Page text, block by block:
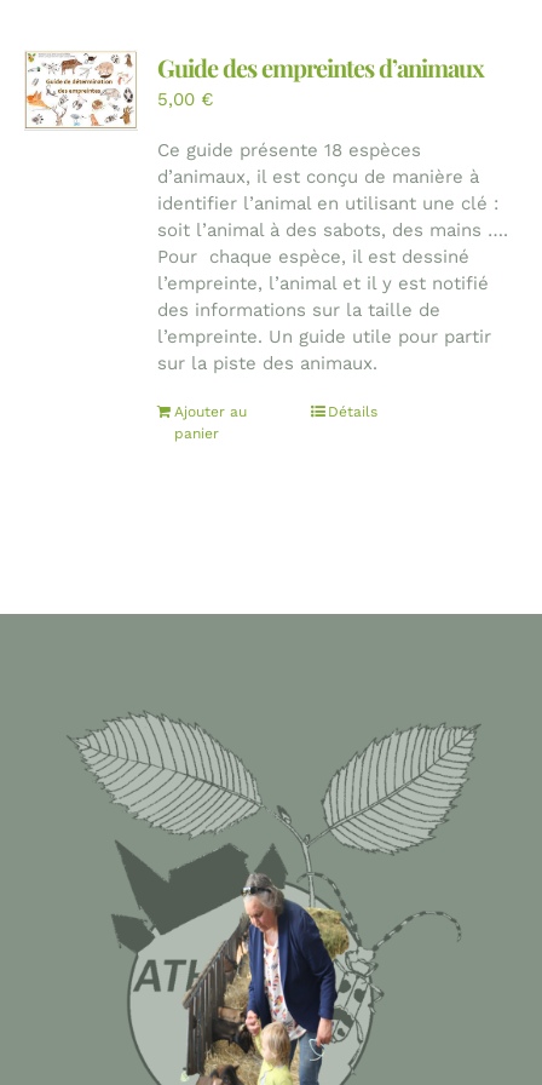
Guide des empreintes d’animaux
5,00 €
Ce guide présente 18 espèces
d’animaux, il est conçu de manière à
identifier l’animal en utilisant une clé :
soit l’animal à des sabots, des mains ….
Pour chaque espèce, il est dessiné
l’empreinte, l’animal et il y est notifié
des informations sur la taille de
l’empreinte. Un guide utile pour partir
sur la piste des animaux.
Ajouter au
panier
Détails